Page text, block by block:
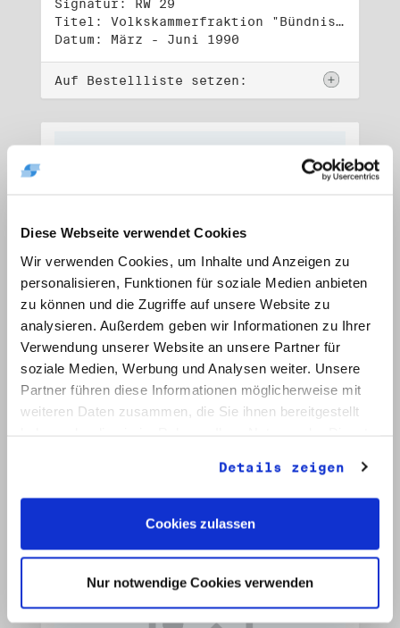
Diese Webseite verwendet Cookies
Wir verwenden Cookies, um Inhalte und Anzeigen zu
personalisieren, Funktionen für soziale Medien anbieten
zu können und die Zugriffe auf unsere Website zu
analysieren. Außerdem geben wir Informationen zu Ihrer
Verwendung unserer Website an unsere Partner für
soziale Medien, Werbung und Analysen weiter. Unsere
Partner führen diese Informationen möglicherweise mit
weiteren Daten zusammen, die Sie ihnen bereitgestellt
Details zeigen
Cookies zulassen
Nur notwendige Cookies verwenden
Signatur: RW 29
Titel: Volkskammerfraktion "Bündnis 90/Grüne" (1)
Datum: März - Juni 1990
Auf Bestellliste setzen:
Signatur: RW 30
Titel: Volkskammerfraktion "Bündnis 90/Grüne" (2)
Datum: Juli - Okt. 1990, o. D.